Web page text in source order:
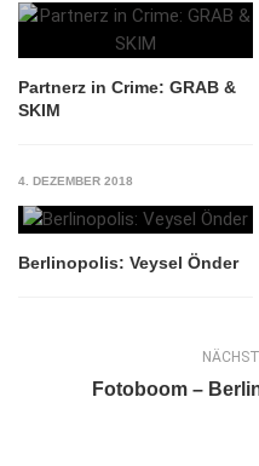
Partnerz in Crime: GRAB &
SKIM
4. DEZEMBER 2018
Berlinopolis: Veysel Önder
Fotoboom –